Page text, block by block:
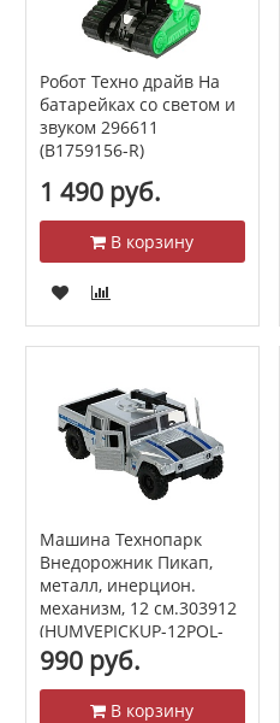
Робот Техно драйв На
батарейках со светом и
звуком 296611
(B1759156-R)
1 490 руб.
В корзину
Машина Технопарк
Внедорожник Пикап,
металл, инерцион.
механизм, 12 см.303912
(HUMVEPICKUP-12POL-
SR)
990 руб.
В корзину